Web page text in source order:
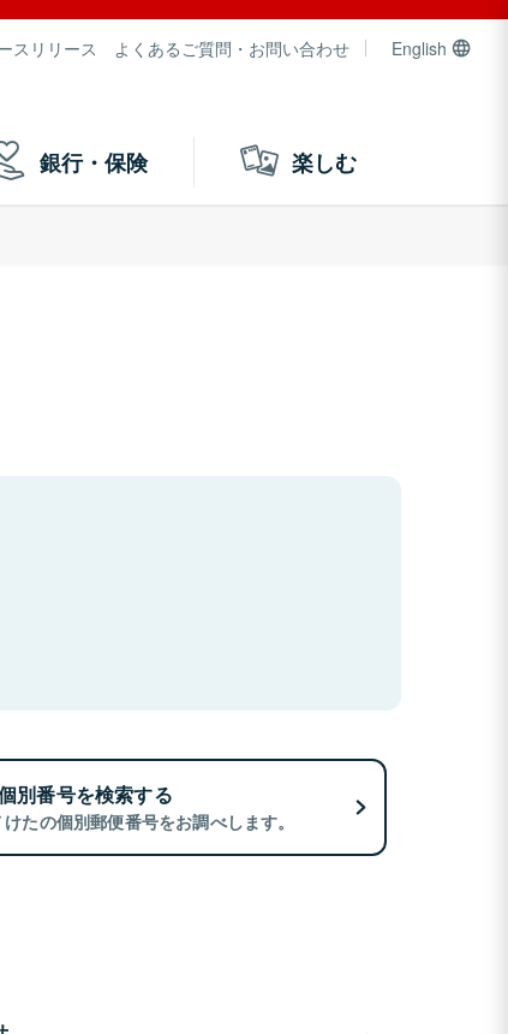
スリリース よくあるご質問・お問い合わせ English
銀行・保険 楽しむ
別番号を検索する
たの個別郵便番号をお調べします。